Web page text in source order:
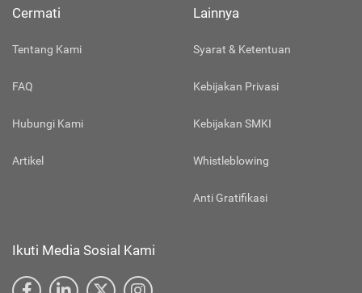
Cermati
Tentang Kami
FAQ
Hubungi Kami
Artikel
Lainnya
Syarat & Ketentuan
Kebijakan Privasi
Kebijakan SMKI
Whistleblowing
Anti Gratifikasi
Ikuti Media Sosial Kami